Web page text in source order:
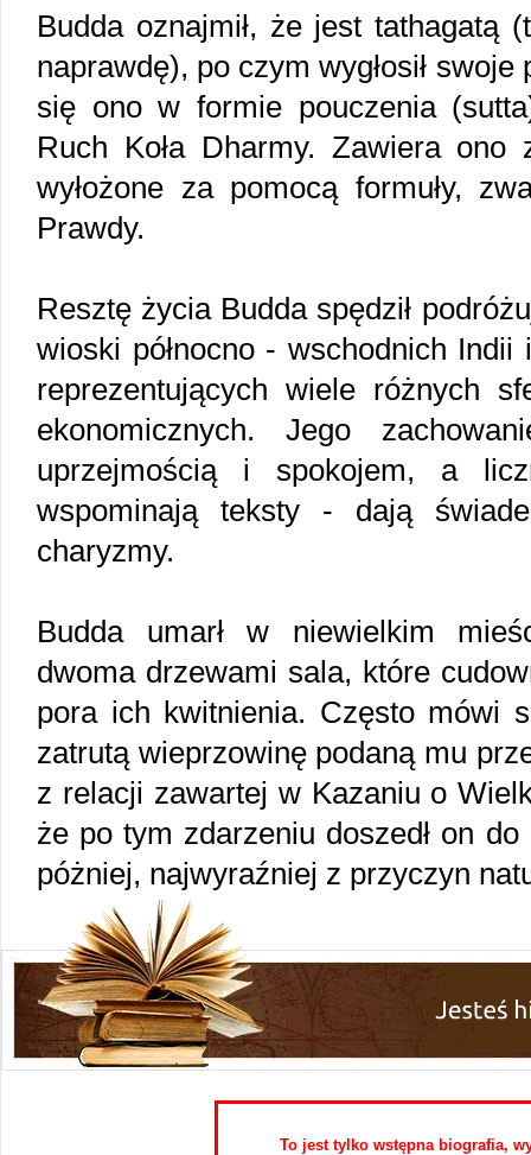
Budda oznajmił, że jest tathagatą
naprawdę), po czym wygłosił
się ono w formie pouczenia
Ruch Koła Dharmy. Zawiera ono
wyłożone za pomocą formuły,
Prawdy.
Resztę życia Budda spędził
wioski północno - wschodnich
reprezentujących wiele różnych
ekonomicznych. Jego
uprzejmością i spokojem, a
wspominają teksty - dają
charyzmy.
Budda umarł w niewielkim
dwoma drzewami sala, które
pora ich kwitnienia. Często mówi
zatrutą wieprzowinę podaną mu
z relacji zawartej w Kazaniu o
że po tym zdarzeniu doszedł on
póżniej, najwyraźniej z przyczyn
To jest tylko wstępna biografia,